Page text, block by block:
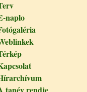
naplo